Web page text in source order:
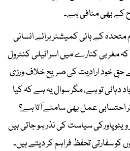
کے بھی منافی ہے۔
متحدہ کے ہائی کمیشنر برائے انسانی
مغربی کنارے میں اسرائیلی کنٹرول
حقِ خود ارادیت کی صریح خلاف ورزی
دہانی تو ہے، مگر سوال یہ ہے کہ کیا
احتسابی عمل بھی سامنے آتا ہے؟
ویٹو پاورکی سیاست کی نذر ہو جاتی ہیں
کو سفارتی تحفظ فراہم کر دیتے ہیں۔